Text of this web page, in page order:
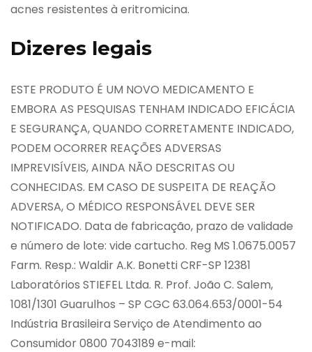
acnes resistentes à eritromicina.
Dizeres legais
ESTE PRODUTO É UM NOVO MEDICAMENTO E
EMBORA AS PESQUISAS TENHAM INDICADO EFICÁCIA
E SEGURANÇA, QUANDO CORRETAMENTE INDICADO,
PODEM OCORRER REAÇÕES ADVERSAS
IMPREVISÍVEIS, AINDA NÃO DESCRITAS OU
CONHECIDAS. EM CASO DE SUSPEITA DE REAÇÃO
ADVERSA, O MÉDICO RESPONSÁVEL DEVE SER
NOTIFICADO. Data de fabricação, prazo de validade
e número de lote: vide cartucho. Reg MS 1.0675.0057
Farm. Resp.: Waldir A.K. Bonetti CRF-SP 12381
Laboratórios STIEFEL Ltda. R. Prof. João C. Salem,
1081/1301 Guarulhos – SP CGC 63.064.653/0001-54
Indústria Brasileira Serviço de Atendimento ao
Consumidor 0800 7043189 e-mail: